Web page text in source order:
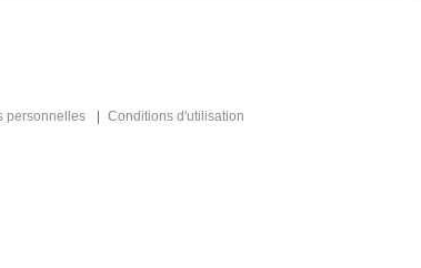
Clips EP 1 No.4
personnelles Conditions d'utilisation